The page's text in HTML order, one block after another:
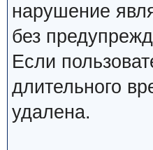
нарушение
без
Если
длительного
удалена.